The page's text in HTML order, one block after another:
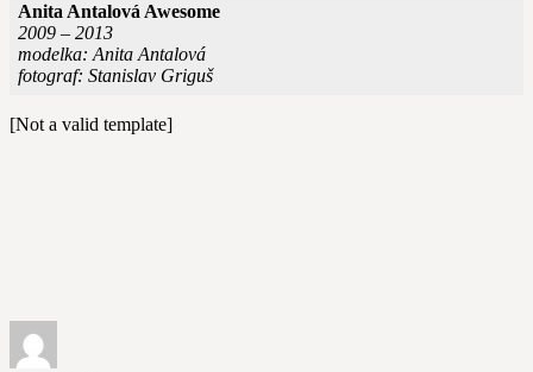
Anita Antalová Awesome
2009 – 2013
modelka: Anita Antalová
fotograf: Stanislav Griguš
[Not a valid template]